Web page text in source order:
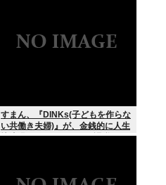
すまん、『DINKs(子どもを作らな
い共働き夫婦)』が、金銭的に人生
快適過ぎるんだが、これ課税しな